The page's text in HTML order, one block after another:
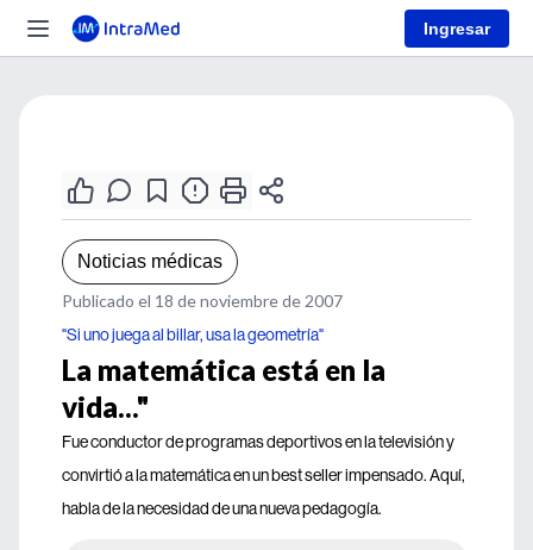
Ingresar
Noticias médicas
Publicado el 18 de noviembre de 2007
"Si uno juega al billar, usa la geometría"
La matemática está en la
vida..."
Fue conductor de programas deportivos en la televisión y
convirtió a la matemática en un best seller impensado. Aquí,
habla de la necesidad de una nueva pedagogía.